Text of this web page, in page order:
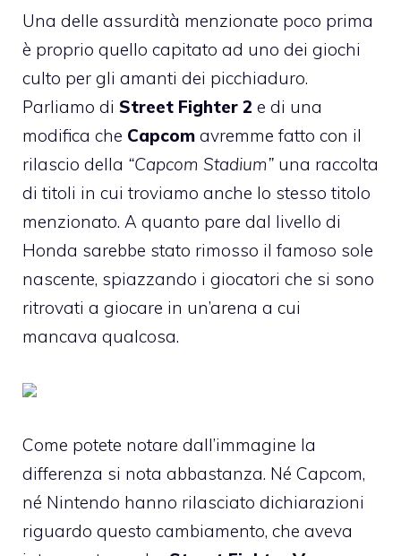
Una delle assurdità menzionate poco prima
è proprio quello capitato ad uno dei giochi
culto per gli amanti dei picchiaduro.
Parliamo di Street Fighter 2 e di una
modifica che Capcom avremme fatto con il
rilascio della “Capcom Stadium” una raccolta
di titoli in cui troviamo anche lo stesso titolo
menzionato. A quanto pare dal livello di
Honda sarebbe stato rimosso il famoso sole
nascente, spiazzando i giocatori che si sono
ritrovati a giocare in un’arena a cui
mancava qualcosa.
Come potete notare dall’immagine la
differenza si nota abbastanza. Né Capcom,
né Nintendo hanno rilasciato dichiarazioni
riguardo questo cambiamento, che aveva